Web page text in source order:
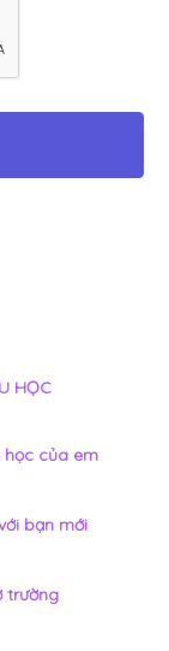
HỌC
học của em
bạn mới
trường